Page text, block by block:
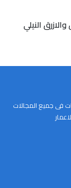
النيلي
فى جميع المجالات